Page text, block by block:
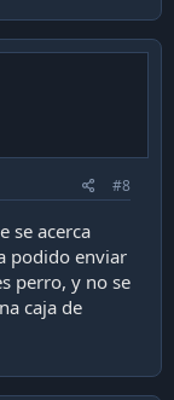
#8
se acerca
podido enviar
perro, y no se
caja de